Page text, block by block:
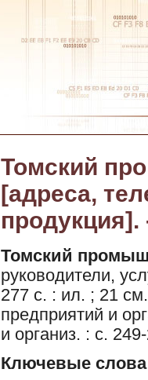
Томский
[адреса,
продукция].
Томский
руководители,
277 с. : ил. ; 21
предприятий и
и организ. : с.
Ключевые слова